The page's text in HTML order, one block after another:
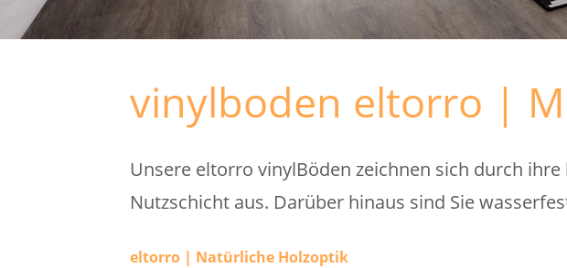
vinylboden eltorro |
Unsere eltorro vinylBöden zeichnen sich durch
Nutzschicht aus. Darüber hinaus sind Sie
eltorro | Natürliche Holzoptik